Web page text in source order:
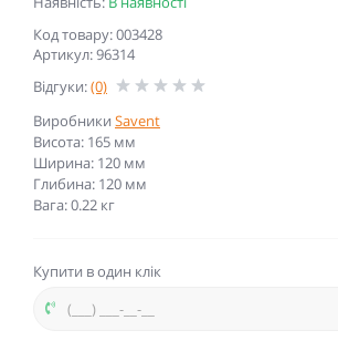
Код товару: 003428
Артикул: 96314
Відгуки:(0)
Виробники Savent
Висота: 165 мм
Ширина: 120 мм
Глибина: 120 мм
Вага: 0.22 кг
Купити в один клік